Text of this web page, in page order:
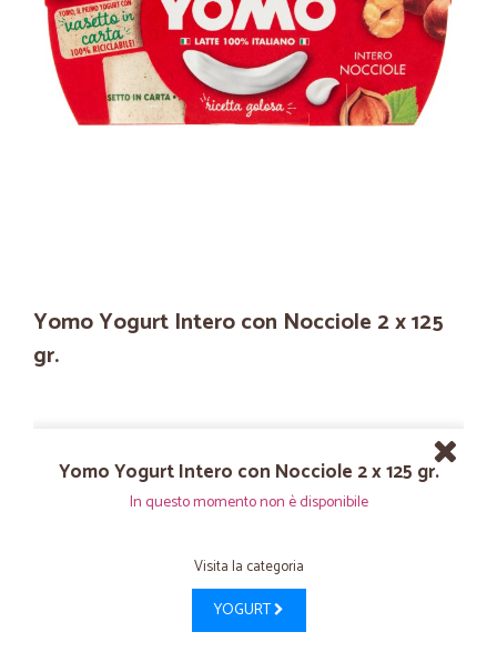
Yomo Yogurt Intero con Nocciole 2 x 125
gr.
Yomo Yogurt Intero con Nocciole 2 x 125 gr.
In questo momento non è disponibile
Visita la categoria
YOGURT